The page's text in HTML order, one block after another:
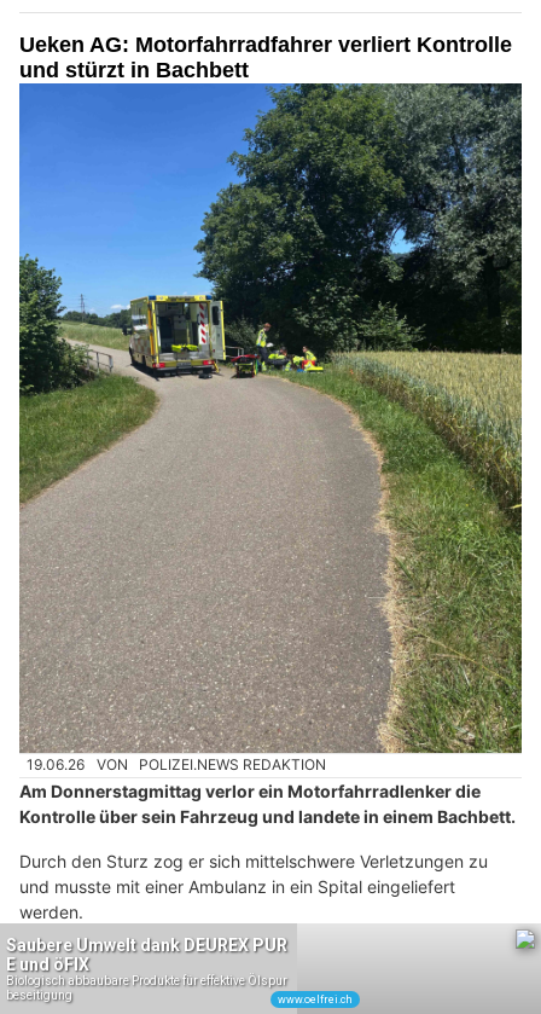
Ueken AG: Motorfahrradfahrer verliert Kontrolle
und stürzt in Bachbett
19.06.26 VON POLIZEI.NEWS REDAKTION
Am Donnerstagmittag verlor ein Motorfahrradlenker die
Kontrolle über sein Fahrzeug und landete in einem Bachbett.
Durch den Sturz zog er sich mittelschwere Verletzungen zu
und musste mit einer Ambulanz in ein Spital eingeliefert
werden.
Weiterlesen